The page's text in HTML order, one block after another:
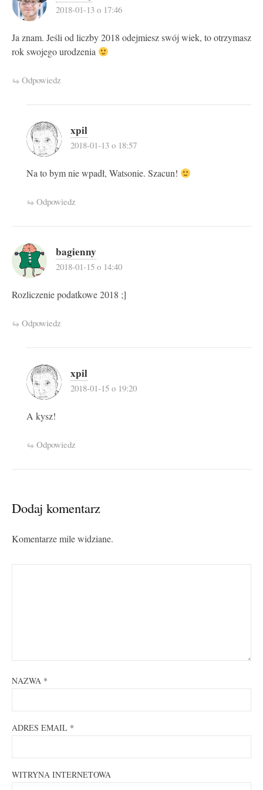
2018-01-13 o 17:46
Ja znam. Jeśli od liczby 2018 odejmiesz swój wiek, to otrzymasz
rok swojego urodzenia
Odpowiedz
xpil
2018-01-13 o 18:57
Na to bym nie wpadł, Watsonie. Szacun!
Odpowiedz
bagienny
2018-01-15 o 14:40
Rozliczenie podatkowe 2018 ;]
Odpowiedz
xpil
2018-01-15 o 19:20
A kysz!
Odpowiedz
Dodaj komentarz
Komentarze mile widziane.
NAZWA *
ADRES EMAIL *
WITRYNA INTERNETOWA